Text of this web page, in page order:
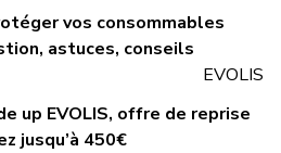
vos consommables
astuces, conseils
EVOLIS
up EVOLIS, offre de reprise
jusqu’à 450€